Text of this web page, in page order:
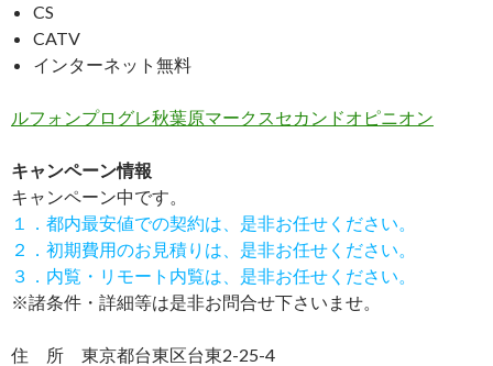
CS
CATV
インターネット無料
ルフォンプログレ秋葉原マークスセカンドオピニオン
キャンペーン情報
キャンペーン中です。
１．都内最安値での契約は、是非お任せください。
２．初期費用のお見積りは、是非お任せください。
３．内覧・リモート内覧は、是非お任せください。
※諸条件・詳細等は是非お問合せ下さいませ。
住 所 東京都台東区台東2-25-4